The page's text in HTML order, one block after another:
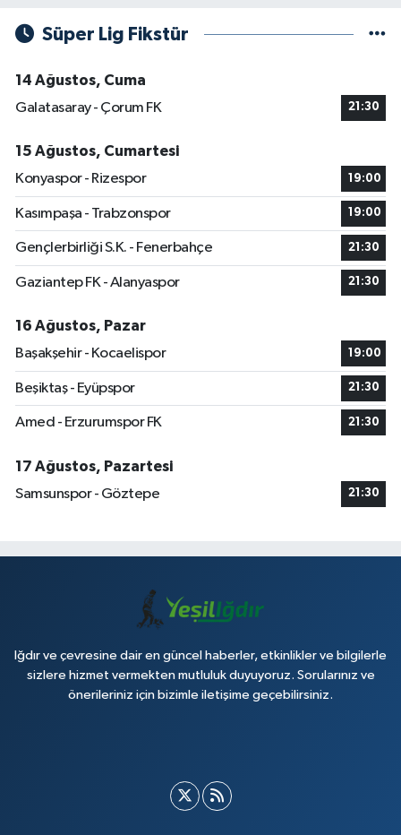
Süper Lig Fikstür
14 Ağustos, Cuma
Galatasaray - Çorum FK
21:30
15 Ağustos, Cumartesi
Konyaspor - Rizespor
19:00
Kasımpaşa - Trabzonspor 19:00
Gençlerbirliği S.K. - Fenerbahçe 21:30
Gaziantep FK - Alanyaspor 21:30
16 Ağustos, Pazar
Başakşehir - Kocaelispor
19:00
Beşiktaş - Eyüpspor 21:30
Amed - Erzurumspor FK 21:30
17 Ağustos, Pazartesi
Samsunspor - Göztepe
21:30
Iğdır ve çevresine dair en güncel haberler, etkinlikler ve bilgilerle
sizlere hizmet vermekten mutluluk duyuyoruz. Sorularınız ve
önerileriniz için bizimle iletişime geçebilirsiniz.